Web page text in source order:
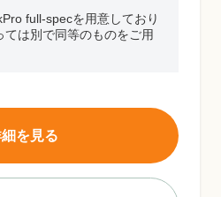
full-specを用意しており
ては別で同等のものをご用
を見る